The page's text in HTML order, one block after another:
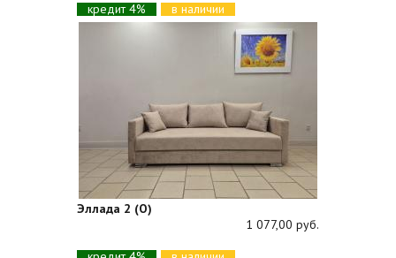
кредит 4%
в наличии
Эллада 2 (О)
1 077,00 руб.